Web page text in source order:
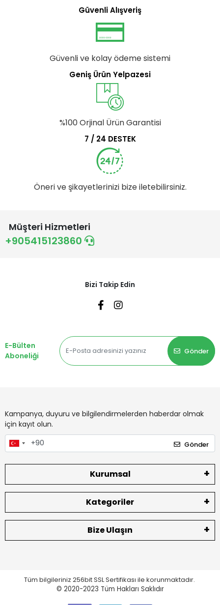
Güvenli Alışveriş
Güvenli ve kolay ödeme sistemi
Geniş Ürün Yelpazesi
%100 Orjinal Ürün Garantisi
7 / 24 DESTEK
Öneri ve şikayetlerinizi bize iletebilirsiniz.
Müşteri Hizmetleri
+905415123860
Bizi Takip Edin
E-Bülten
Aboneliği
Gönder
Kampanya, duyuru ve bilgilendirmelerden haberdar olmak
için kayıt olun.
Gönder
Kurumsal
Kategoriler
Bize Ulaşın
Tüm bilgileriniz 256bit SSL Sertifikası ile korunmaktadır.
© 2020-2023 Tüm Hakları Saklıdır